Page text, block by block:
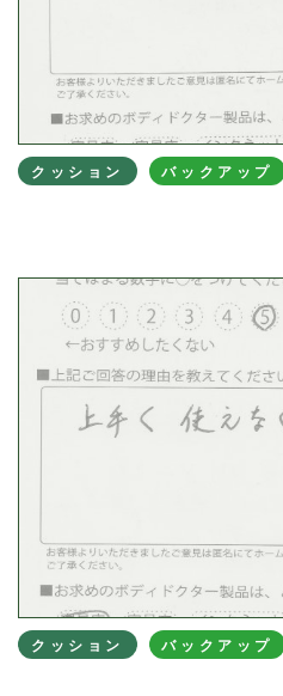
クッション バックアップ
クッション バックアップ